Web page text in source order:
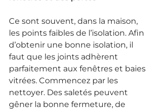
Ce sont souvent, dans la maison,
les points faibles de l’isolation. Afin
d’obtenir une bonne isolation, il
faut que les joints adhèrent
parfaitement aux fenêtres et baies
vitrées. Commencez par les
nettoyer. Des saletés peuvent
gêner la bonne fermeture, de